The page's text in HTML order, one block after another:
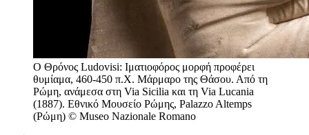
Ο Θρόνος Ludovisi: Ιματιοφόρος μορφή προφέρει
θυμίαμα, 460-450 π.Χ. Μάρμαρο της Θάσου. Από τη
Ρώμη, ανάμεσα στη Via Sicilia και τη Via Lucania
(1887). Εθνικό Μουσείο Ρώμης, Palazzo Altemps
(Ρώμη) © Museo Nazionale Romano